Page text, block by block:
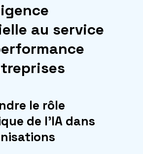
au service
le rôle
de l’IA dans